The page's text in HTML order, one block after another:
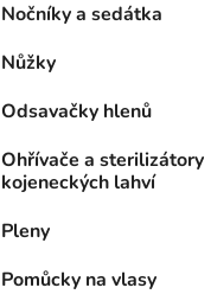
Nočníky a sedátka
Nůžky
Odsavačky hlenů
Ohřívače a sterilizátory
kojeneckých lahví
Pleny
Pomůcky na vlasy